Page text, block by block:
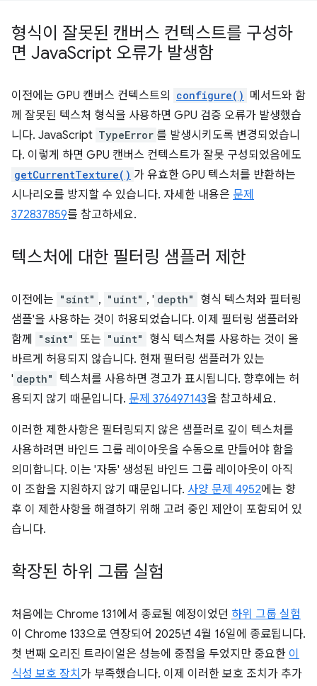
형식이 잘못된 캔버스 컨텍스트를 구성하
면 JavaScript 오류가 발생함
이전에는 GPU 캔버스 컨텍스트의 configure() 메서드와 함
께 잘못된 텍스처 형식을 사용하면 GPU 검증 오류가 발생했습
니다. JavaScript TypeError 를 발생시키도록 변경되었습니
다. 이렇게 하면 GPU 캔버스 컨텍스트가 잘못 구성되었음에도
getCurrentTexture() 가 유효한 GPU 텍스처를 반환하는
시나리오를 방지할 수 있습니다. 자세한 내용은 문제
372837859를 참고하세요.
텍스처에 대한 필터링 샘플러 제한
이전에는 "sint" , "uint" , ' depth"
형식 텍스처와 필터링
샘플'을 사용하는 것이 허용되었습니다. 이제 필터링 샘플러와
함께
"sint" 또는 "uint"
형식 텍스처를 사용하는 것이 올
바르게 허용되지 않습니다. 현재 필터링 샘플러가 있는
' depth"
텍스처를 사용하면 경고가 표시됩니다. 향후에는 허
용되지 않기 때문입니다. 문제 376497143을 참고하세요.
이러한 제한사항은 필터링되지 않은 샘플러로 깊이 텍스처를
사용하려면 바인드 그룹 레이아웃을 수동으로 만들어야 함을
의미합니다. 이는 '자동' 생성된 바인드 그룹 레이아웃이 아직
이 조합을 지원하지 않기 때문입니다. 사양 문제 4952에는 향
후 이 제한사항을 해결하기 위해 고려 중인 제안이 포함되어 있
습니다.
확장된 하위 그룹 실험
처음에는 Chrome 131에서 종료될 예정이었던 하위 그룹 실험
이 Chrome 133으로 연장되어 2025년 4월 16일에 종료됩니다.
첫 번째 오리진 트라이얼은 성능에 중점을 두었지만 중요한 이
식성 보호 장치 가 부족했습니다. 이제 이러한 보호 조치가 추가